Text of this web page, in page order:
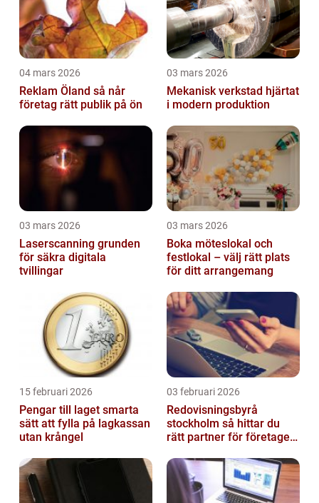
04 mars 2026
Reklam Öland så når
företag rätt publik på ön
03 mars 2026
Mekanisk verkstad hjärtat
i modern produktion
03 mars 2026
Laserscanning grunden
för säkra digitala
tvillingar
03 mars 2026
Boka möteslokal och
festlokal – välj rätt plats
för ditt arrangemang
15 februari 2026
Pengar till laget smarta
sätt att fylla på lagkassan
utan krångel
03 februari 2026
Redovisningsbyrå
stockholm så hittar du
rätt partner för företagets